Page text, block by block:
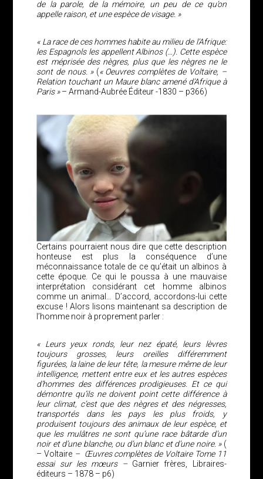
de la parole, de la mémoire, un peu de ce qu’on
appelle raison, et une espèce de visage. »
« La race de ces hommes habite au milieu de l’Afrique:
les Espagnols les appellent Albinos (…). Cette espèce
est méprisée des nègres, plus que les nègres ne le
sont de nous. » (« Oeuvres complètes de Voltaire, –
Relation touchant un Maure blanc amené d’Afrique à
Paris »– Armand-Aubrée Éditeur -1830 – p366)
Certains pourraient nous dire que cette description
honteuse est plus la conséquence d’une
méconnaissance totale de ce qu’était un albinos à
cette époque. Ce qui le poussa à une mauvaise
interprétation considérant cet homme albinos
comme un animal… D’accord, accordons-lui cette
excuse ! Alors lisons maintenant sa description de
l’homme noir à proprement parler :
« Leurs yeux ronds, leur nez épaté, leurs lèvres
toujours grosses, leurs oreilles différemment
figurées, la laine de leur tête, la mesure même de leur
intelligence, mettent entre eux et les autres espèces
d’hommes des différences prodigieuses. Et ce qui
démontre qu’ils ne doivent point cette différence à
leur climat, c’est que des nègres et des négresses,
transportés dans les pays les plus froids, y
produisent toujours des animaux de leur espèce, et
que les mulâtres ne sont qu’une race bâtarde d’un
noir et d’une blanche, ou d’un blanc et d’une noire. » (
– Voltaire – Œuvres complètes de Voltaire Tome 11
essai sur les mœurs – Garnier frères, Libraires-
éditeurs – 1878 – p6)